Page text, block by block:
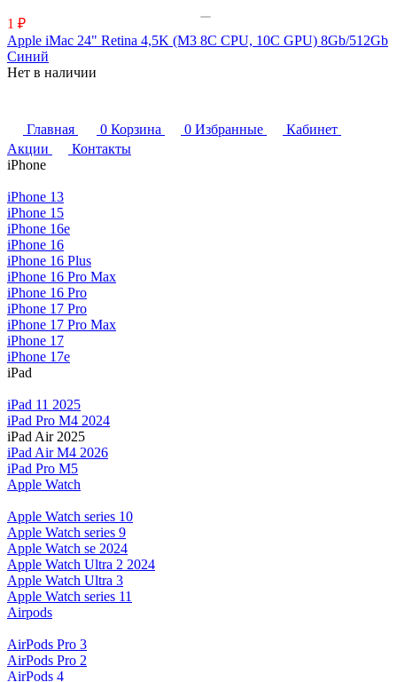
1 ₽
Apple iMac 24" Retina 4,5K (M3 8C CPU, 10C GPU) 8Gb/512Gb
Синий
Нет в наличии
Главная 0 Корзина 0 Избранные
Кабинет
Акции
Контакты
iPhone
iPhone 13
iPhone 15
iPhone 16e
iPhone 16
iPhone 16 Plus
iPhone 16 Pro Max
iPhone 16 Pro
iPhone 17 Pro
iPhone 17 Pro Max
iPhone 17
iPhone 17e
iPad
iPad 11 2025
iPad Pro M4 2024
iPad Air 2025
iPad Air M4 2026
iPad Pro M5
Apple Watch
Apple Watch series 10
Apple Watch series 9
Apple Watch se 2024
Apple Watch Ultra 2 2024
Apple Watch Ultra 3
Apple Watch series 11
Airpods
AirPods Pro 3
AirPods Pro 2
AirPods 4